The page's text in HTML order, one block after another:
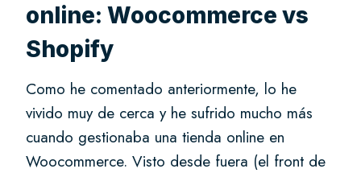
online: Woocommerce vs
Shopify
Como he comentado anteriormente, lo he
vivido muy de cerca y he sufrido mucho más
cuando gestionaba una tienda online en
Woocommerce. Visto desde fuera (el front de